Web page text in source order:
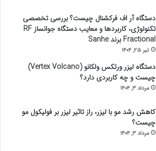
دستگاه آر اف فرکشنال چیست؟ بررسی تخصصی
تکنولوژی، کاربردها و معایب دستگاه جوانساز RF
Fractional برند Sanhe
تیر ۲۵, ۱۴۰۴
دستگاه لیزر ورتکس ولکانو (Vertex Volcano)
چیست و چه کاربردی دارد؟
مرداد ۳, ۱۴۰۴
کاهش رشد مو با لیزر، راز تاثیر لیزر بر فولیکول‌ مو
چیست؟
مرداد ۳, ۱۴۰۴